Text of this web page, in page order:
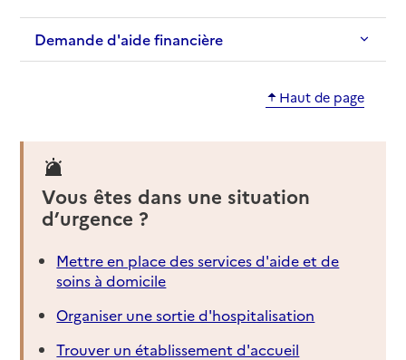
Demande d'aide financière
Haut de page
Vous êtes dans une situation
d’urgence ?
Mettre en place des services d'aide et de
soins à domicile
Organiser une sortie d'hospitalisation
Trouver un établissement d'accueil